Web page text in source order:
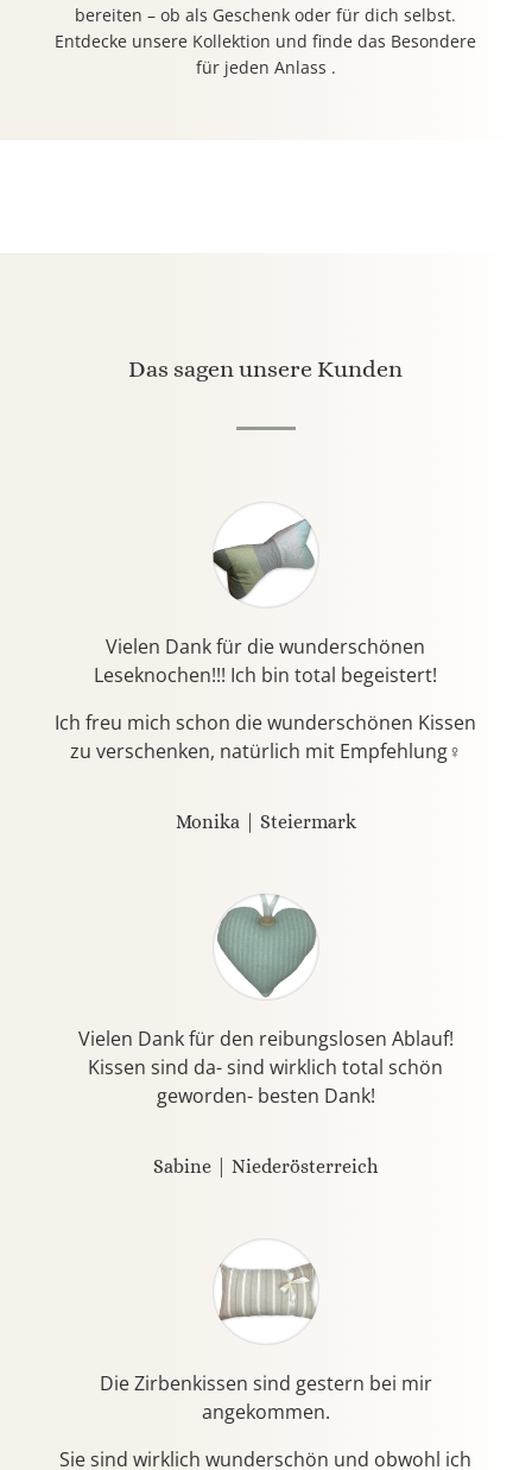
bereiten – ob als Geschenk oder für dich selbst.
Entdecke unsere Kollektion und finde das Besondere
für jeden Anlass .
Das sagen unsere Kunden
Vielen Dank für die wunderschönen
Leseknochen!!! Ich bin total begeistert!
Ich freu mich schon die wunderschönen Kissen
zu verschenken, natürlich mit Empfehlung♀️
Monika | Steiermark
Vielen Dank für den reibungslosen Ablauf!
Kissen sind da- sind wirklich total schön
geworden- besten Dank!
Sabine | Niederösterreich
Die Zirbenkissen sind gestern bei mir
angekommen.
Sie sind wirklich wunderschön und obwohl ich